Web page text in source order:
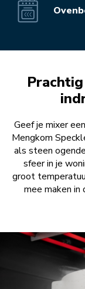
Geef je mixer
Mengkom
als steen
sfeer in je
groot
mee maken